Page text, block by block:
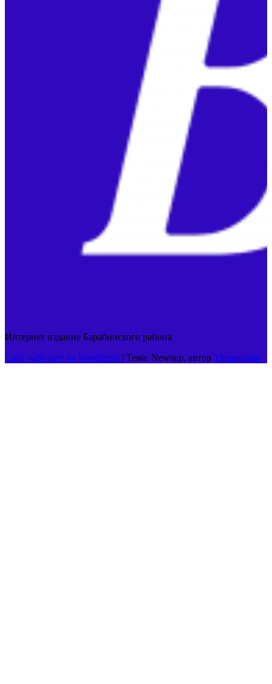
Интернет издание Барабинского района
Сайт работает на WordPress | Тема: Newsup, автор Themeansar